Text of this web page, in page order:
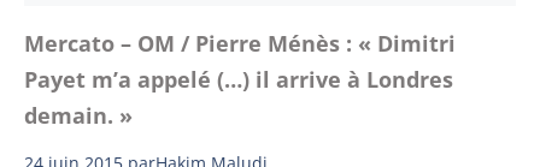
Mercato – OM / Pierre Ménès : « Dimitri
Payet m’a appelé (…) il arrive à Londres
demain. »
24 juin 2015 par